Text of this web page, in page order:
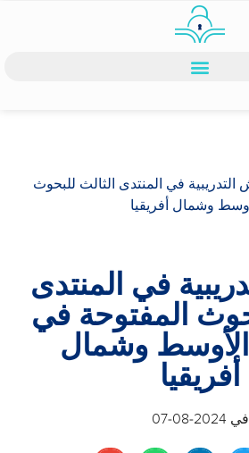
التدريبية في المنتدى الثالث للبحوث
وشمال أفريقيا
في المنتدى
المفتوحة في
وشمال
أفريقيا
في 2024-08-07